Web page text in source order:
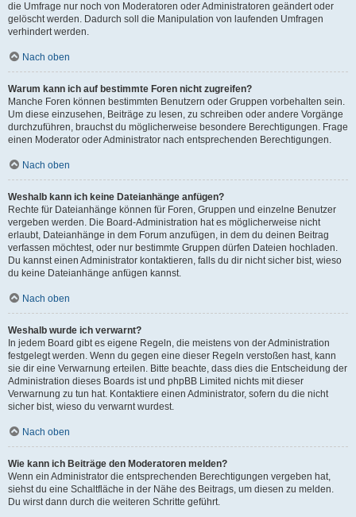
die Umfrage nur noch von Moderatoren oder Administratoren geändert oder
gelöscht werden. Dadurch soll die Manipulation von laufenden Umfragen
verhindert werden.
Nach oben
Warum kann ich auf bestimmte Foren nicht zugreifen?
Manche Foren können bestimmten Benutzern oder Gruppen vorbehalten sein.
Um diese einzusehen, Beiträge zu lesen, zu schreiben oder andere Vorgänge
durchzuführen, brauchst du möglicherweise besondere Berechtigungen. Frage
einen Moderator oder Administrator nach entsprechenden Berechtigungen.
Nach oben
Weshalb kann ich keine Dateianhänge anfügen?
Rechte für Dateianhänge können für Foren, Gruppen und einzelne Benutzer
vergeben werden. Die Board-Administration hat es möglicherweise nicht
erlaubt, Dateianhänge in dem Forum anzufügen, in dem du deinen Beitrag
verfassen möchtest, oder nur bestimmte Gruppen dürfen Dateien hochladen.
Du kannst einen Administrator kontaktieren, falls du dir nicht sicher bist, wieso
du keine Dateianhänge anfügen kannst.
Nach oben
Weshalb wurde ich verwarnt?
In jedem Board gibt es eigene Regeln, die meistens von der Administration
festgelegt werden. Wenn du gegen eine dieser Regeln verstoßen hast, kann
sie dir eine Verwarnung erteilen. Bitte beachte, dass dies die Entscheidung der
Administration dieses Boards ist und phpBB Limited nichts mit dieser
Verwarnung zu tun hat. Kontaktiere einen Administrator, sofern du die nicht
sicher bist, wieso du verwarnt wurdest.
Nach oben
Wie kann ich Beiträge den Moderatoren melden?
Wenn ein Administrator die entsprechenden Berechtigungen vergeben hat,
siehst du eine Schaltfläche in der Nähe des Beitrags, um diesen zu melden.
Du wirst dann durch die weiteren Schritte geführt.